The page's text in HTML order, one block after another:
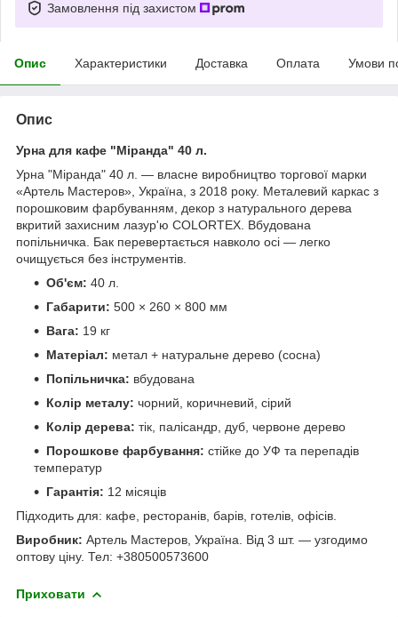
Замовлення під захистом
Опис Характеристики Доставка Оплата Умови
Опис
Урна для кафе "Міранда" 40 л.
Урна "Міранда" 40 л. — власне виробництво торгової марки
«Артель Мастеров», Україна, з 2018 року. Металевий каркас з
порошковим фарбуванням, декор з натурального дерева
вкритий захисним лазур'ю COLORTEX. Вбудована
попільничка. Бак перевертається навколо осі — легко
очищується без інструментів.
Об'єм: 40 л.
Габарити: 500 × 260 × 800 мм
Вага: 19 кг
Матеріал: метал + натуральне дерево (сосна)
Попільничка: вбудована
Колір металу: чорний, коричневий, сірий
Колір дерева: тік, палісандр, дуб, червоне дерево
Порошкове фарбування: стійке до УФ та перепадів
температур
Гарантія: 12 місяців
Підходить для: кафе, ресторанів, барів, готелів, офісів.
Виробник: Артель Мастеров, Україна. Від 3 шт. — узгодимо
оптову ціну. Тел: +380500573600
Приховати